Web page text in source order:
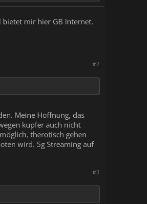
bietet mir hier GB Internet.
#2
Meine Hoffnung, das
kupfer auch nicht
therotisch gehen
wird. 5g Streaming auf
#3